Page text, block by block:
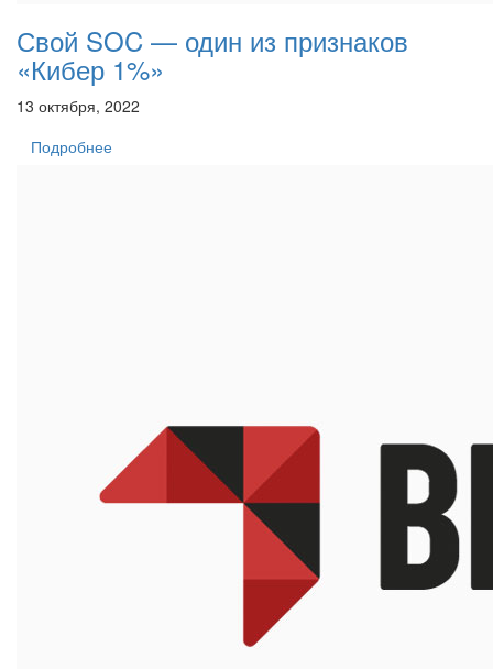
Свой SOC — один из признаков
«Кибер 1%»
13 октября, 2022
Подробнее